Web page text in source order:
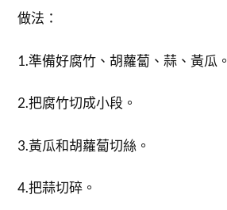
做法：
1.準備好腐竹、胡蘿蔔、蒜、黃瓜。
2.把腐竹切成小段。
3.黃瓜和胡蘿蔔切絲。
4.把蒜切碎。